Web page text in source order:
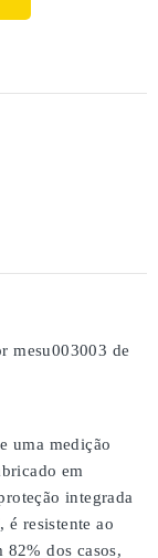
mesu003003 de
uma medição
em
integrada
resistente ao
82% dos casos,